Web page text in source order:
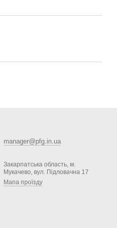
manager@pfg.in.ua
Закарпатська область, м.
Мукачево, вул. Підловачна 17
Мапа проїзду